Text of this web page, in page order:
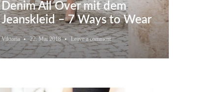
Denim All Over mit dem
Jeanskleid – 7 Ways to Wear
Viktoria 22. Mai 2018 Leave a comment